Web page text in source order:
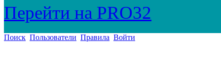
Перейти на PRO32
Поиск Пользователи Правила Войти